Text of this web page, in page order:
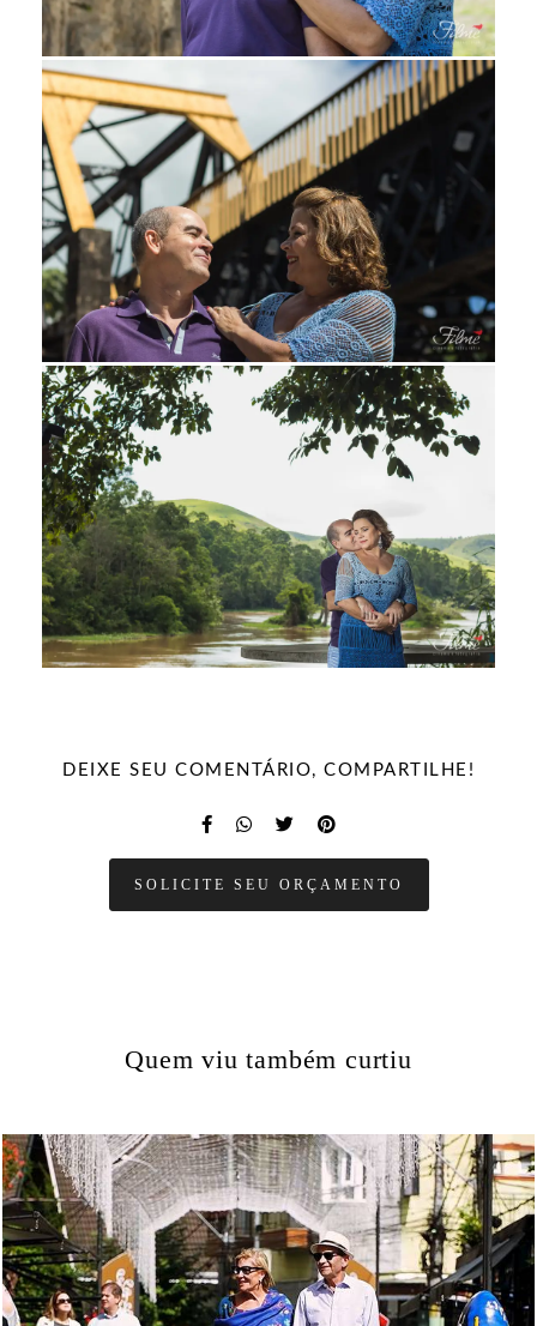
DEIXE SEU COMENTÁRIO, COMPARTILHE!
SOLICITE SEU ORÇAMENTO
Quem viu também curtiu